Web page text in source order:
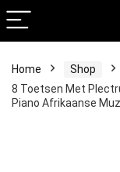
Home Shop
8 Toetsen Met
Piano Afrikaanse